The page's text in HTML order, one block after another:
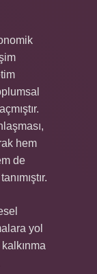
hem
de
yol